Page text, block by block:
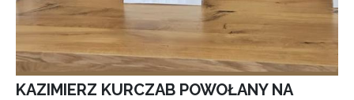
KAZIMIERZ KURCZAB POWOŁANY NA